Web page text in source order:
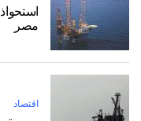
مصر
اقتصاد